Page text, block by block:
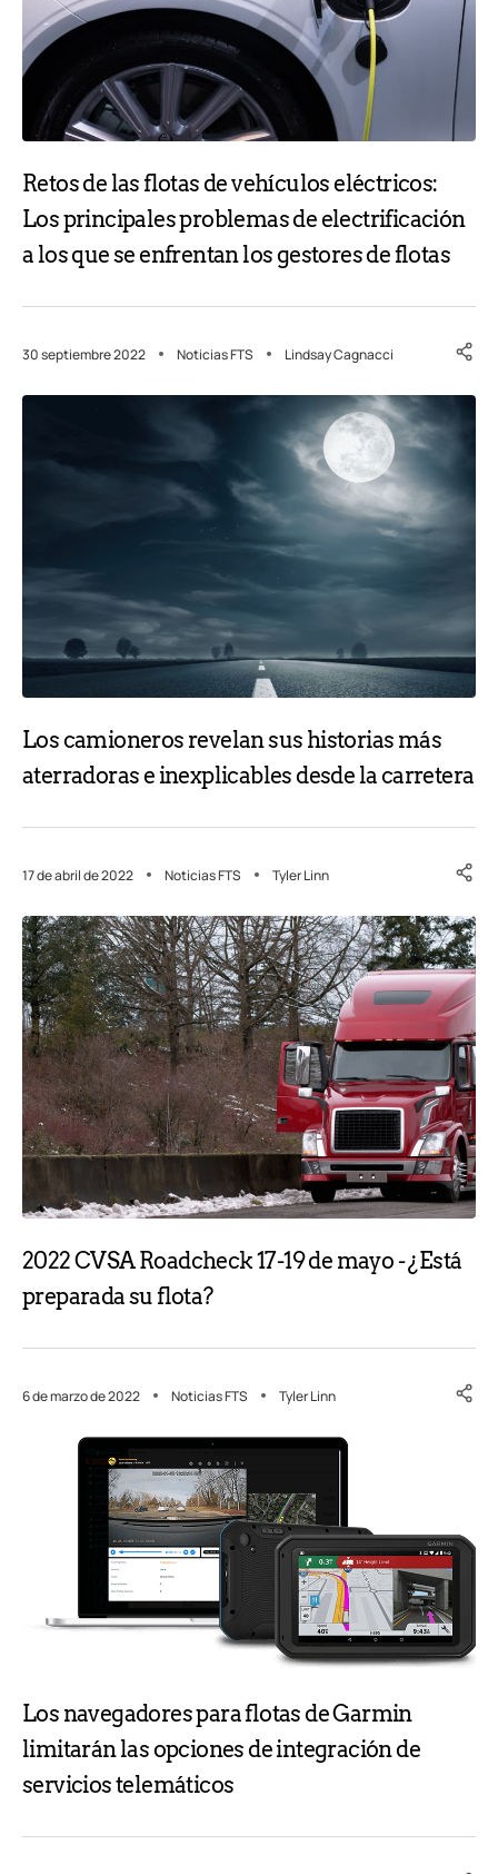
Retos de las flotas de vehículos eléctricos:
Los principales problemas de electrificación
a los que se enfrentan los gestores de flotas
30 septiembre 2022 Noticias FTS Lindsay Cagnacci
Los camioneros revelan sus historias más
aterradoras e inexplicables desde la carretera
17 de abril de 2022 Noticias FTS Tyler Linn
2022 CVSA Roadcheck 17-19 de mayo - ¿Está
preparada su flota?
6 de marzo de 2022 Noticias FTS Tyler Linn
Los navegadores para flotas de Garmin
limitarán las opciones de integración de
servicios telemáticos